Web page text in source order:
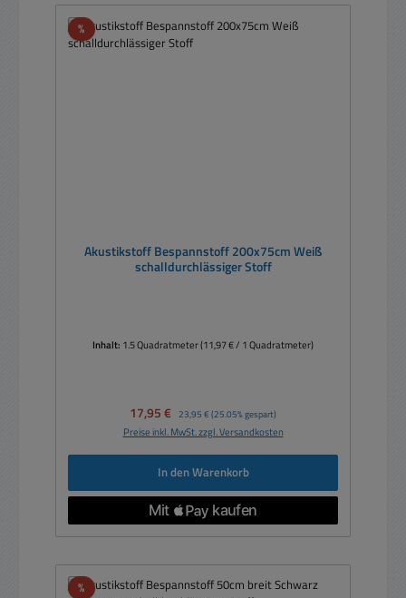
%Rabatt
Akustikstoff Bespannstoff 200x75cm Weiß
schalldurchlässiger Stoff
Inhalt: 1.5 Quadratmeter(11,97 € / 1 Quadratmeter)
Verkaufspreis:
17,95 € Regulärer Preis:
23,95 € (25.05% gespart)
Preise inkl. MwSt. zzgl. Versandkosten
In den Warenkorb
%Rabatt